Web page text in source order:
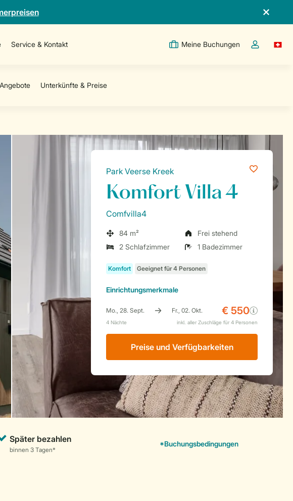
Service & Kontakt Meine Buchungen
Dropdown-
Park Veerse Kreek
Komfort Villa 4
Comfvilla4
84 m²
Frei stehend
2 Schlafzimmer
1 Badezimmer
Einrichtungsmerkmale
Preise und Verfügbarkeiten